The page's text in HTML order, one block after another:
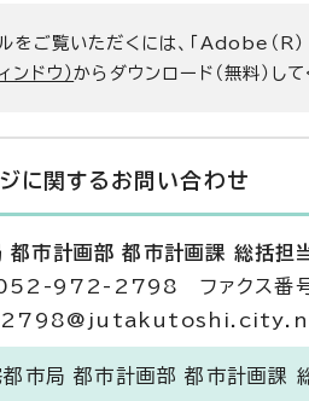
をご覧いただくには、「Adobe（R
ンドウ）からダウンロード（無料）して
に関する お問い合わせ
都市計画部 都市計画課 総括担
052-972-2798 ファクス
都市局 都市計画部 都市計画課